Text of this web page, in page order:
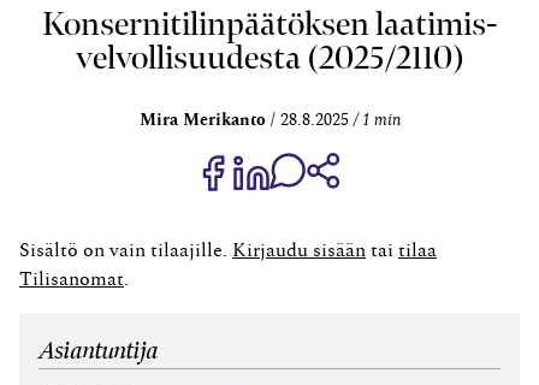
Konserni­tilin­päätöksen laatimis­
velvollisuudesta (2025/2110)
Mira Merikanto 28.8.2025 1 min
Jaa Share on Facebook
Jaa Share on LinkedIn
Jaa WhatsApp-viestinä
Sisältö on vain tilaajille. Kirjaudu sisään tai tilaa
Tilisanomat
Asiantuntija